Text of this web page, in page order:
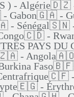
) -
- Gabon🇬🇦 -
Sénégal🇸🇳 -
-
PAYS DU
-
-